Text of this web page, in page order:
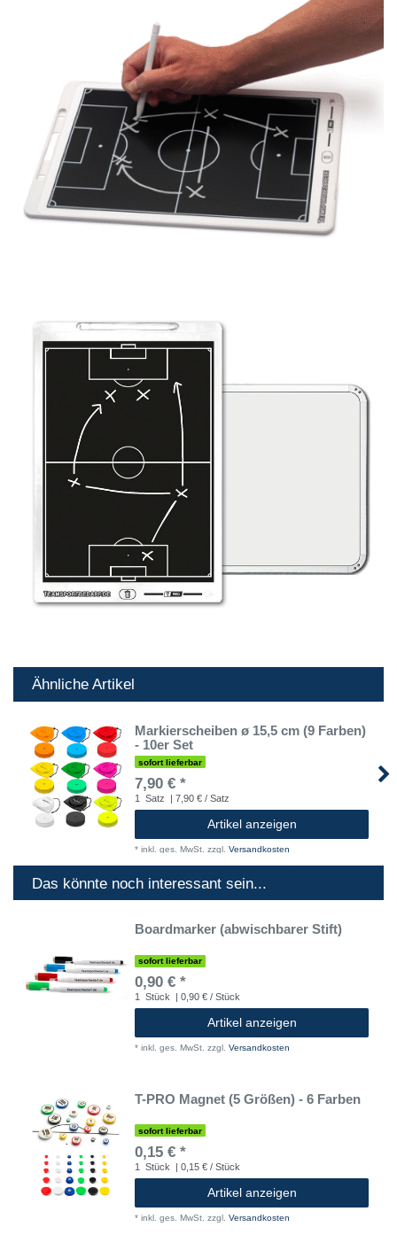
Ähnliche Artikel
Markierscheiben ø 15,5 cm (9 Farben)
- 10er Set
sofort lieferbar
7,90 € *
1 Satz | 7,90 € / Satz
Artikel anzeigen
* inkl. ges. MwSt. zzgl. Versandkosten
Das könnte noch interessant sein...
Boardmarker (abwischbarer Stift)
sofort lieferbar
0,90 € *
1 Stück | 0,90 € / Stück
Artikel anzeigen
* inkl. ges. MwSt. zzgl. Versandkosten
T-PRO Magnet (5 Größen) - 6 Farben
sofort lieferbar
0,15 € *
1 Stück | 0,15 € / Stück
Artikel anzeigen
* inkl. ges. MwSt. zzgl. Versandkosten